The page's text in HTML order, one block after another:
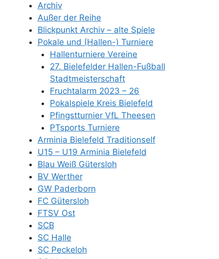
Archiv
Außer der Reihe
Blickpunkt Archiv – alte Spiele
Pokale und (Hallen-) Turniere
Hallenturniere Vereine
27. Bielefelder Hallen-Fußball
Stadtmeisterschaft
Fruchtalarm 2023 – 26
Pokalspiele Kreis Bielefeld
Pfingstturnier VfL Theesen
PTsports Turniere
Arminia Bielefeld Traditionself
U15 – U19 Arminia Bielefeld
Blau Weiß Gütersloh
BV Werther
GW Paderborn
FC Gütersloh
FTSV Ost
SCB
SC Halle
SC Peckeloh